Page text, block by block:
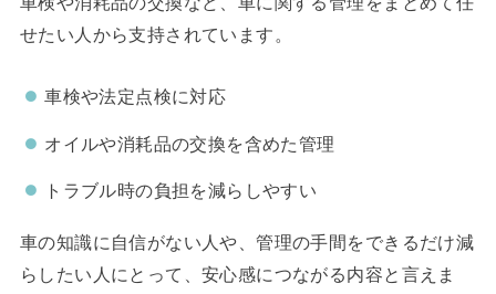
せたい人から支持されています。
車検や法定点検に対応
オイルや消耗品の交換を含めた管理
トラブル時の負担を減らしやすい
車の知識に自信がない人や、管理の手間をできるだけ減
らしたい人にとって、安心感につながる内容と言えま